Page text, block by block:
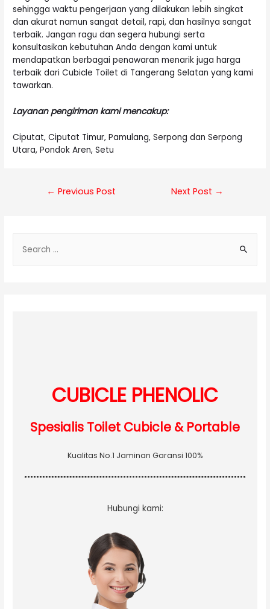
sehingga waktu pengerjaan yang dilakukan lebih singkat
dan akurat namun sangat detail, rapi, dan hasilnya sangat
terbaik. Jangan ragu dan segera hubungi serta
konsultasikan kebutuhan Anda dengan kami untuk
mendapatkan berbagai penawaran menarik juga harga
terbaik dari Cubicle Toilet di Tangerang Selatan yang kami
tawarkan.
Layanan pengiriman kami mencakup:
Ciputat, Ciputat Timur, Pamulang, Serpong dan Serpong
Utara, Pondok Aren, Setu
Post
← Previous Post Next Post →
CUBICLE PHENOLIC
Spesialis Toilet Cubicle & Portable
Kualitas No.1 Jaminan Garansi 100%
Hubungi kami: